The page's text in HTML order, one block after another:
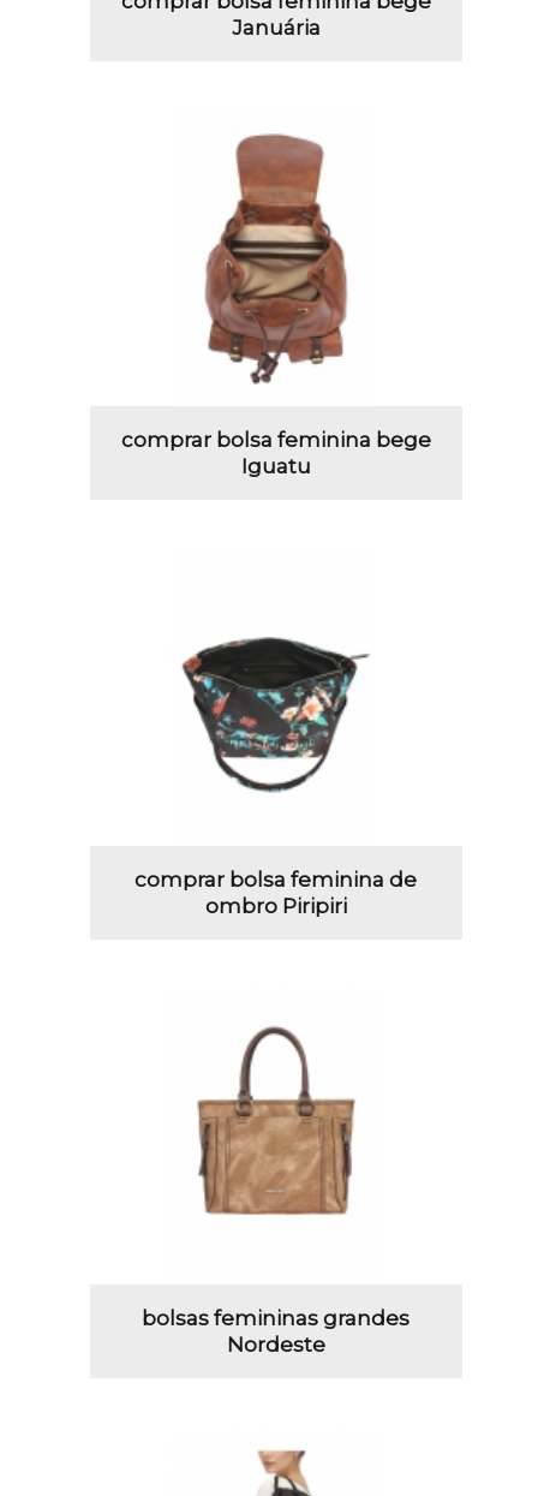
Januária
comprar bolsa feminina bege
Iguatu
comprar bolsa feminina de
ombro Piripiri
bolsas femininas grandes
Nordeste